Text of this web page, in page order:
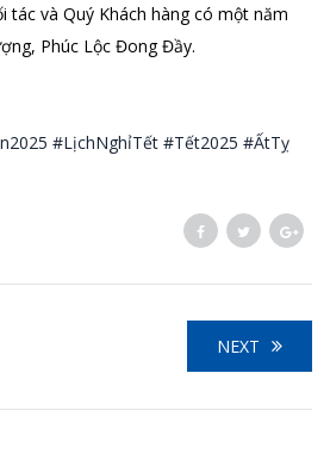
tác và Quý Khách hàng có một năm
Phúc Lộc Đong Đầy.
#LịchNghỉTết #Tết2025 #ẤtTỵ
NEXT